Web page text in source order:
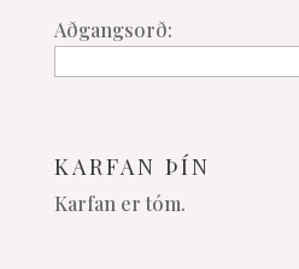
Aðgangsorð:
KARFAN ÞÍN
Karfan er tóm.